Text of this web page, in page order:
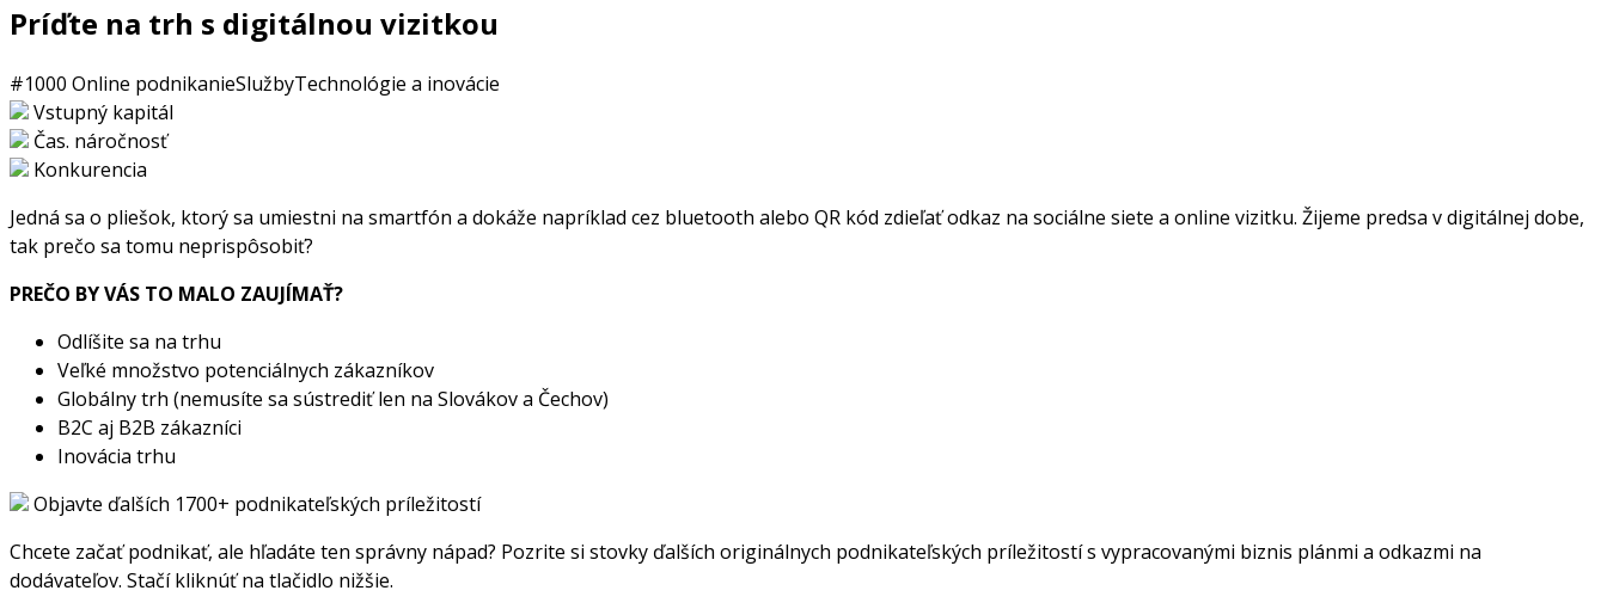
Príďte na trh s digitálnou vizitkou
#1000 Online podnikanieSlužbyTechnológie a inovácie
Vstupný kapitál
Čas. náročnosť
Konkurencia
Jedná sa o pliešok, ktorý sa umiestni na smartfón a dokáže napríklad cez bluetooth alebo QR kód zdieľať odkaz na sociálne siete a online vizitku. Žijeme predsa v digitálnej dobe,
tak prečo sa tomu neprispôsobiť?
PREČO BY VÁS TO MALO ZAUJÍMAŤ?
Odlíšite sa na trhu
Veľké množstvo potenciálnych zákazníkov
Globálny trh (nemusíte sa sústrediť len na Slovákov a Čechov)
B2C aj B2B zákazníci
Inovácia trhu
Objavte ďalších 1700+ podnikateľských príležitostí
Chcete začať podnikať, ale hľadáte ten správny nápad? Pozrite si stovky ďalších originálnych podnikateľských príležitostí s vypracovanými biznis plánmi a odkazmi na
dodávateľov. Stačí kliknúť na tlačidlo nižšie.